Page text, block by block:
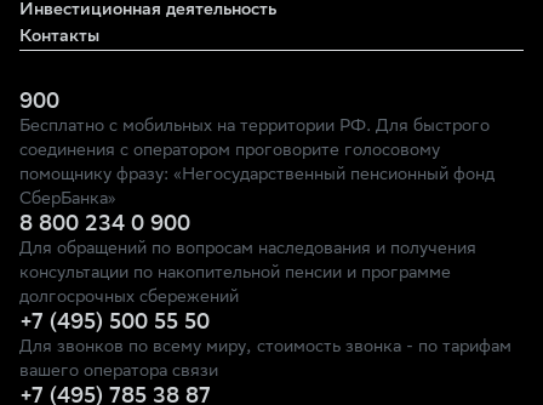
Инвестиционная деятельность
Контакты
900
Бесплатно с мобильных на территории РФ. Для быстрого
соединения с оператором проговорите голосовому
помощнику фразу: «Негосударственный пенсионный фонд
СберБанка»
8 800 234 0 900
Для обращений по вопросам наследования и получения
консультации по накопительной пенсии и программе
долгосрочных сбережений
+7 (495) 500 55 50
Для звонков по всему миру, стоимость звонка - по тарифам
вашего оператора связи
+7 (495) 785 38 87